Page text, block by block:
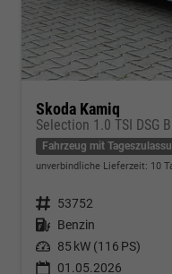
Skoda Kamiq
Selection 1.0 TSI DSG
Fahrzeug mit
unverbindliche Lieferzeit: 10
Fahrzeugnr. 53752
Kraftstoff Benzin
Leistung 85 kW (116 PS)
01.05.2026